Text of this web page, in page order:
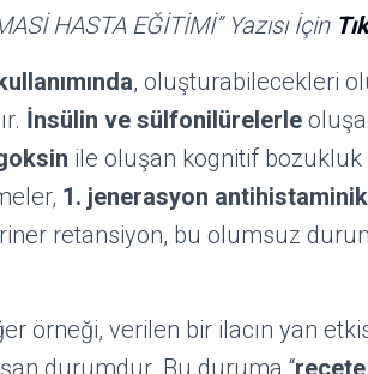
HASTA EĞİTİMİ” Yazısı İçin
, oluşturabilecekleri
İnsülin ve sülfonilürelerle
ile oluşan kognitif bozukluk
1. jenerasyon
retansiyon, bu olumsuz
örneği, verilen bir ilacın yan
durumdur. Bu duruma “